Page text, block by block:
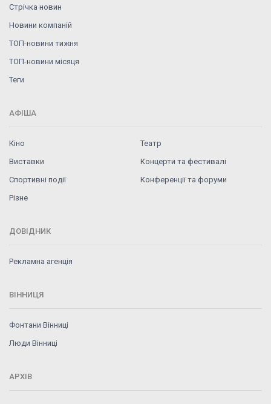
Стрічка новин
Новини компаній
ТОП-новини тижня
ТОП-новини місяця
Теги
АФІША
Кіно
Театр
Виставки
Концерти та фестивалі
Спортивні події
Конференції та форуми
Різне
ДОВІДНИК
Рекламна агенція
ВІННИЦЯ
Фонтани Вінниці
Люди Вінниці
АРХІВ